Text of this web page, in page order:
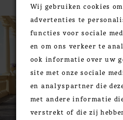
Related
Products
Carousel
Skip
PAUSE AUTOPLAY
PREVIOUS SLIDE
NEXT SLIDE
0
3
4
5
6
Wij gebruiken cookies
advertenties te
functies voor sociale
en om ons verkeer te
ook informatie over uw
site met onze sociale
en analyspartner die
met andere informatie
verstrekt of die zij